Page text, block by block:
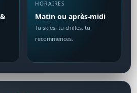
HORAIRES
Matin ou après-midi
Tu skies, tu chilles, tu
recommences.